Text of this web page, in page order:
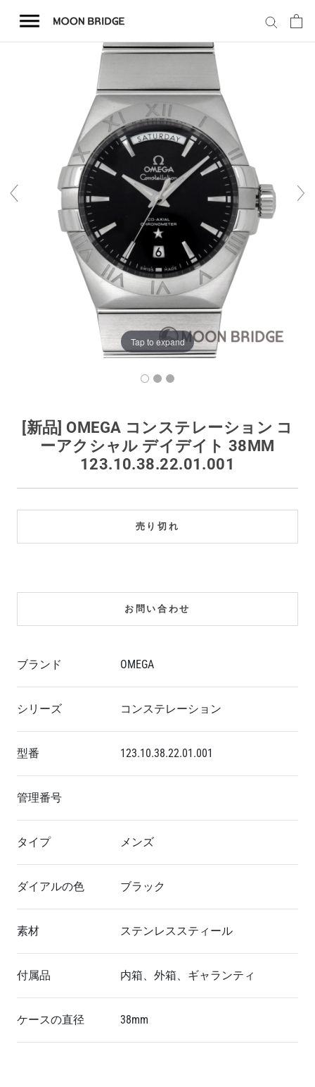
テ
会社概要
保証とメンテナンス
Tap to expand
[新品] OMEGA コンステレーション コ
ーアクシャル デイデイト 38MM
123.10.38.22.01.001
売り切れ
お問い合わせ
ブランド OMEGA
シリーズ コンステレーション
型番 123.10.38.22.01.001
管理番号
タイプ メンズ
ダイアルの色 ブラック
素材 ステンレススティール
付属品 内箱、外箱、ギャランティ
ケースの直径 38mm